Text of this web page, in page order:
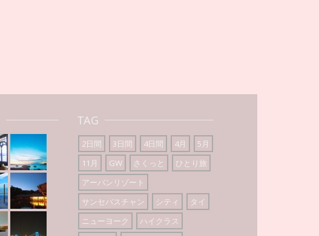
TAG
2日間 3日間 4日間 4月
5月
11月
GW さくっと
ひとり旅
アーバンリゾート
サンセバスチャン
シティ
タイ
ニューヨーク
ハイクラス